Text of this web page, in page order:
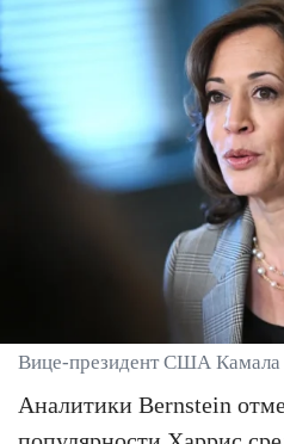
Вице-президент США Камала
Аналитики Bernstein